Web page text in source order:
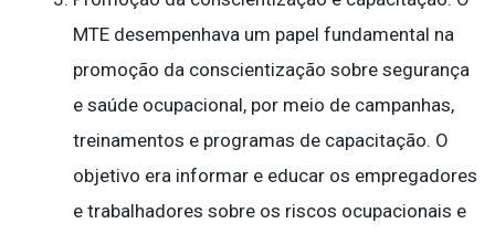
MTE desempenhava um papel fundamental na
promoção da conscientização sobre segurança
e saúde ocupacional, por meio de campanhas,
treinamentos e programas de capacitação. O
objetivo era informar e educar os empregadores
e trabalhadores sobre os riscos ocupacionais e